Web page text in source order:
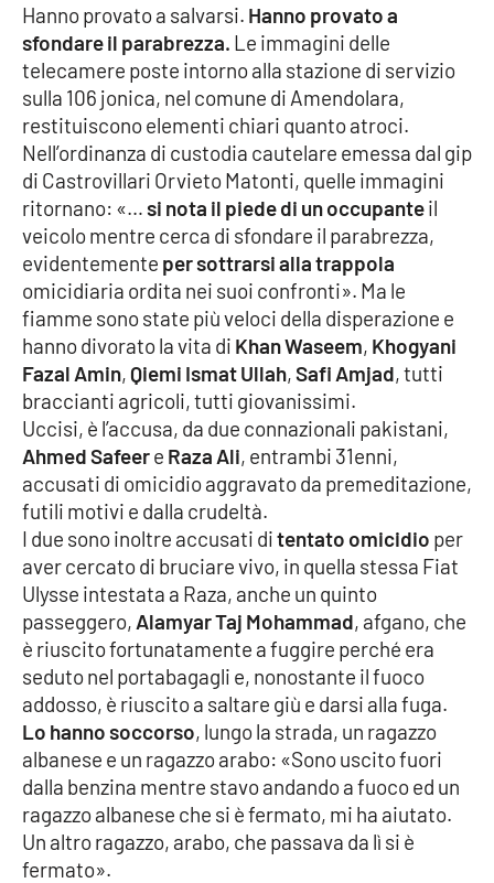
Ambiente
Cronaca
Cultura
Economia e Lavoro
Politica
Sanità
Società
Sport
RUBRICHE
Good Morning Vietnam
Parchi Marini Calabria
Leggendo Alvaro insieme
Imprese Di Calabria
Le perfidie di Antonella Grippo
Venti di comunicazione
Hanno provato a salvarsi. Hanno provato a
sfondare il parabrezza. Le immagini delle
telecamere poste intorno alla stazione di servizio
sulla 106 jonica, nel comune di Amendolara,
restituiscono elementi chiari quanto atroci.
Nell’ordinanza di custodia cautelare emessa dal gip
di Castrovillari Orvieto Matonti, quelle immagini
ritornano: «…si nota il piede di un occupanteil
veicolo mentre cerca di sfondare il parabrezza,
evidentemente per sottrarsi alla trappola
omicidiaria ordita nei suoi confronti». Ma le
fiamme sono state più veloci della disperazione e
hanno divorato la vita di Khan Waseem, Khogyani
Fazal Amin,Qiemi Ismat Ullah,Safi Amjad, tutti
braccianti agricoli, tutti giovanissimi.
Uccisi, è l’accusa, da due connazionali pakistani,
Ahmed Safeere Raza Ali, entrambi 31enni,
accusati di omicidio aggravato da premeditazione,
futili motivi e dalla crudeltà.
I due sono inoltre accusati ditentato omicidio per
aver cercato di bruciare vivo, in quella stessa Fiat
Ulysse intestata a Raza, anche un quinto
passeggero, Alamyar Taj Mohammad, afgano, che
è riuscito fortunatamente a fuggire perché era
seduto nel portabagagli e, nonostante il fuoco
addosso, è riuscito a saltare giù e darsi alla fuga.
Lo hanno soccorso, lungo la strada, un ragazzo
albanese e un ragazzo arabo: «Sono uscito fuori
dalla benzina mentre stavo andando a fuoco ed un
ragazzo albanese che si è fermato, mi ha aiutato.
Un altro ragazzo, arabo, che passava da lì si è
fermato».